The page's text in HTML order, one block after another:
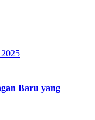
Baru yang